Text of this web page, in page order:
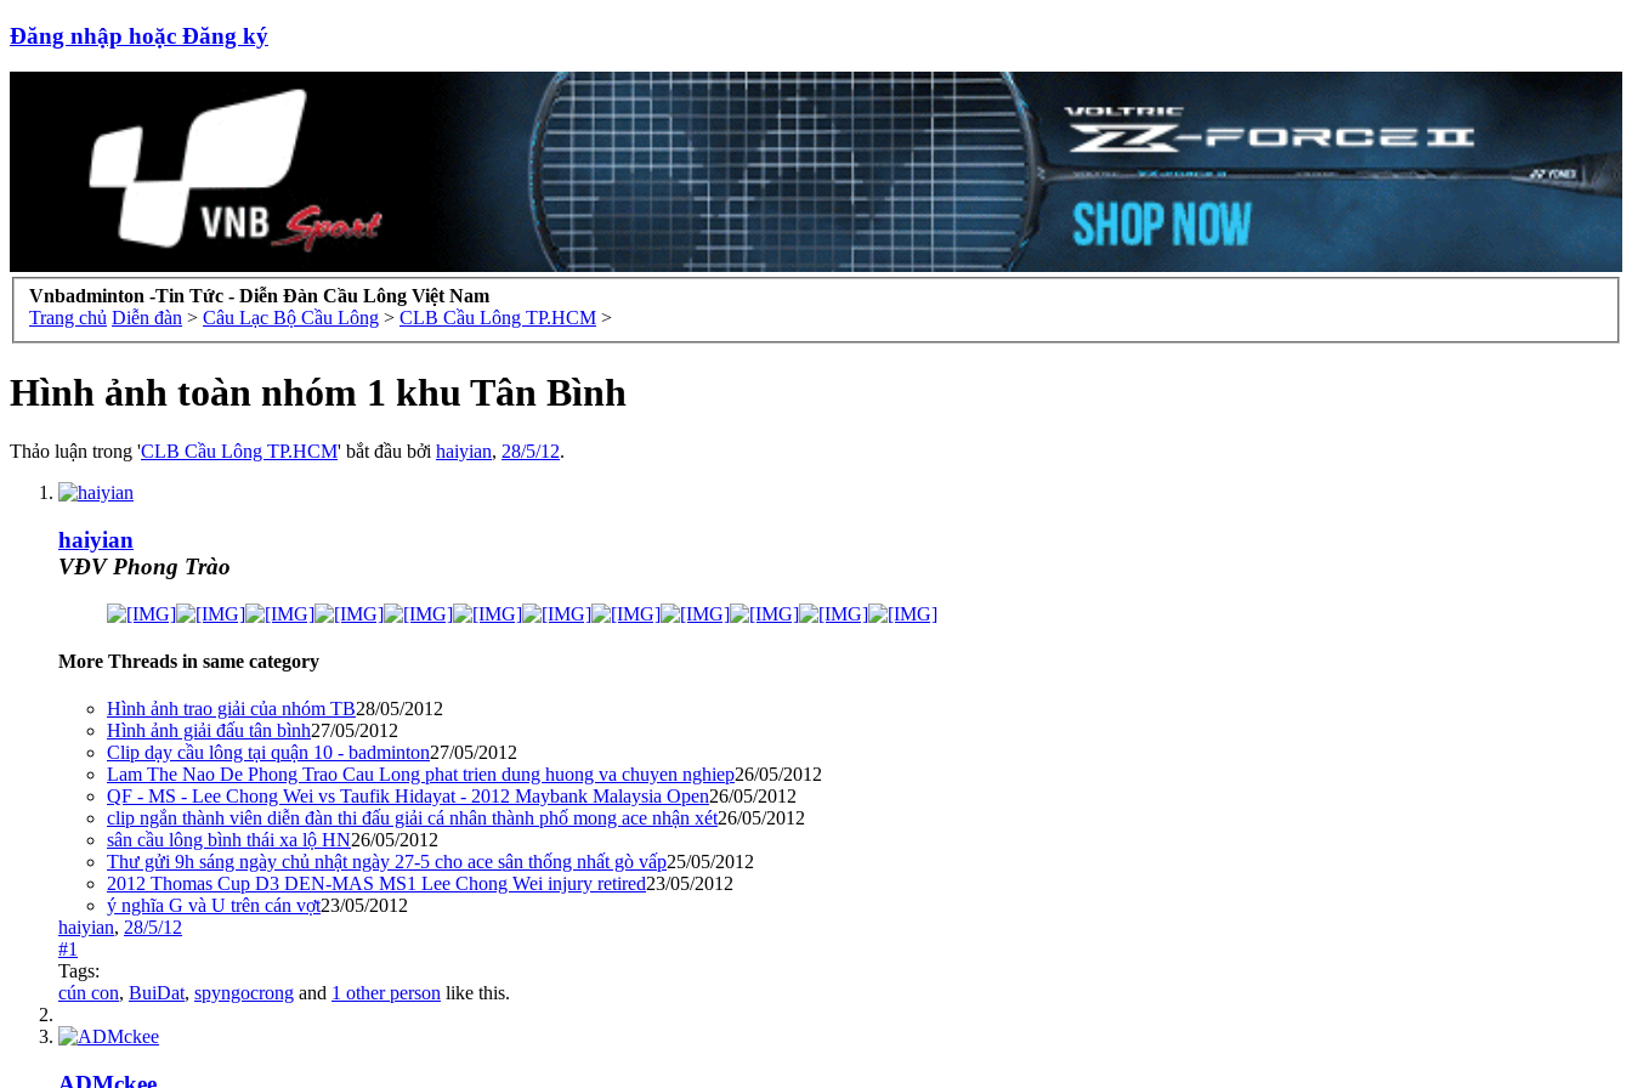
Đăng nhập hoặc Đăng ký
Vnbadminton -Tin Tức - Diễn Đàn Cầu Lông Việt Nam
Trang chủ Diễn đàn > Câu Lạc Bộ Cầu Lông > CLB Cầu Lông TP.HCM >
Hình ảnh toàn nhóm 1 khu Tân Bình
Thảo luận trong 'CLB Cầu Lông TP.HCM' bắt đầu bởi haiyian, 28/5/12.
haiyian
VĐV Phong Trào
More Threads in same category
Hình ảnh trao giải của nhóm TB28/05/2012
Hình ảnh giải đấu tân bình27/05/2012
Clip dạy cầu lông tại quận 10 - badminton27/05/2012
Lam The Nao De Phong Trao Cau Long phat trien dung huong va chuyen nghiep26/05/2012
QF - MS - Lee Chong Wei vs Taufik Hidayat - 2012 Maybank Malaysia Open26/05/2012
clip ngắn thành viên diễn đàn thi đấu giải cá nhân thành phố mong ace nhận xét26/05/2012
sân cầu lông bình thái xa lộ HN26/05/2012
Thư gửi 9h sáng ngày chủ nhật ngày 27-5 cho ace sân thống nhất gò vấp25/05/2012
2012 Thomas Cup D3 DEN-MAS MS1 Lee Chong Wei injury retired23/05/2012
ý nghĩa G và U trên cán vợt23/05/2012
haiyian, 28/5/12
#1
Tags:
cún con, BuiDat, spyngocrong and 1 other person like this.